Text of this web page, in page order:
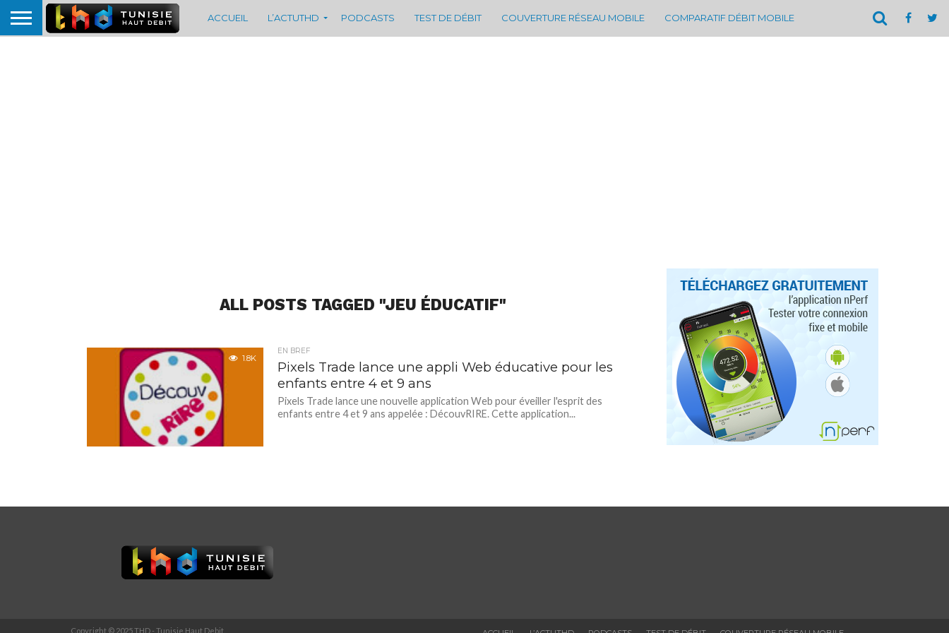
ACCUEIL L’ACTUTHD PODCASTS TEST DE DÉBIT COUVERTURE RÉSEAU MOBILE COMPARATIF DÉBIT MOBILE
ALL POSTS TAGGED "JEU ÉDUCATIF"
1.8K
EN BREF
Pixels Trade lance une appli Web éducative pour les
enfants entre 4 et 9 ans
Pixels Trade lance une nouvelle application Web pour éveiller l'esprit des
enfants entre 4 et 9 ans appelée : DécouvRIRE. Cette application...
Copyright © 2025 THD - Tunisie Haut Debit.